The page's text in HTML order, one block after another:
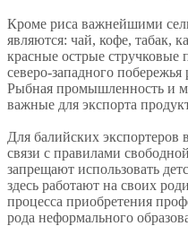
Кроме риса важнейшими
являются: чай, кофе, табак,
красные острые
северо-западного
Рыбная промышленность и
важные для экспорта
Для балийских экспортеров
связи с правилами
запрещают использовать
здесь работают на своих
процесса приобретения
рода неформального